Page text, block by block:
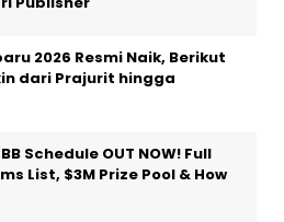
2026 Resmi Naik, Berikut
dari Prajurit hingga
Schedule OUT NOW! Full
List, $3M Prize Pool & How